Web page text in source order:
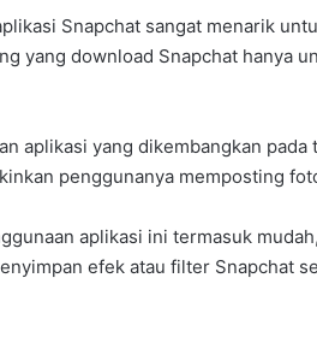
Snapchat sangat menarik
yang download Snapchat hanya
aplikasi yang dikembangkan pada
penggunanya memposting
aplikasi ini termasuk
efek atau filter Snapchat